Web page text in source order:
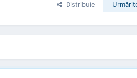
Distribuie